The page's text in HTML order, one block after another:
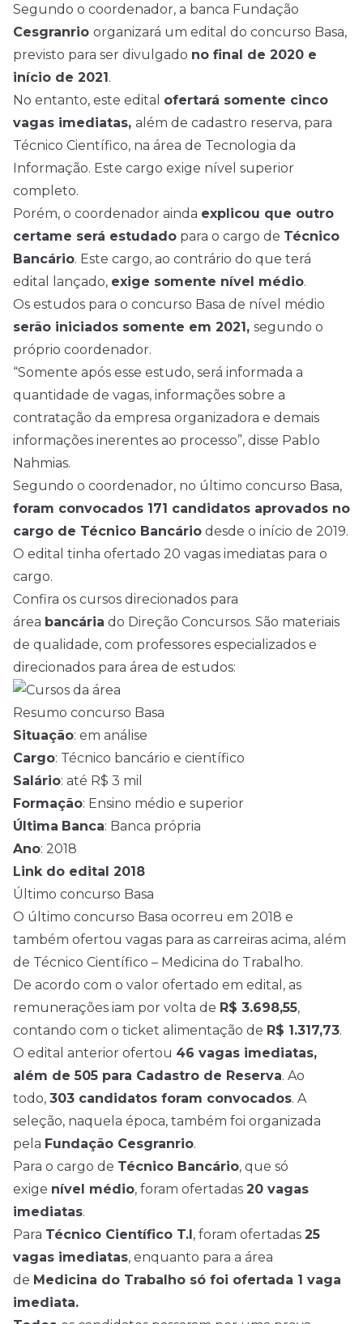
Segundo o coordenador, a banca Fundação
Cesgranrio organizará um edital do concurso Basa,
previsto para ser divulgado no final de 2020 e
início de 2021.
No entanto, este edital ofertará somente cinco
vagas imediatas, além de cadastro reserva, para
Técnico Científico, na área de Tecnologia da
Informação. Este cargo exige nível superior
completo.
Porém, o coordenador ainda explicou que outro
certame será estudado para o cargo de Técnico
Bancário. Este cargo, ao contrário do que terá
edital lançado, exige somente nível médio.
Os estudos para o concurso Basa de nível médio
serão iniciados somente em 2021, segundo o
próprio coordenador.
“Somente após esse estudo, será informada a
quantidade de vagas, informações sobre a
contratação da empresa organizadora e demais
informações inerentes ao processo”, disse Pablo
Nahmias.
Segundo o coordenador, no último concurso Basa,
foram convocados 171 candidatos aprovados no
cargo de Técnico Bancário desde o início de 2019.
O edital tinha ofertado 20 vagas imediatas para o
cargo.
Confira os cursos direcionados para
área bancária do Direção Concursos. São materiais
de qualidade, com professores especializados e
direcionados para área de estudos:
Resumo concurso Basa
Situação: em análise
Cargo: Técnico bancário e científico
Salário: até R$ 3 mil
Formação: Ensino médio e superior
Última Banca: Banca própria
Ano: 2018
Link do edital 2018
Último concurso Basa
O último concurso Basa ocorreu em 2018 e
também ofertou vagas para as carreiras acima, além
de Técnico Científico – Medicina do Trabalho.
De acordo com o valor ofertado em edital, as
remunerações iam por volta de R$ 3.698,55,
contando com o ticket alimentação de R$ 1.317,73.
O edital anterior ofertou 46 vagas imediatas,
além de 505 para Cadastro de Reserva. Ao
todo, 303 candidatos foram convocados. A
seleção, naquela época, também foi organizada
pela Fundação Cesgranrio.
Para o cargo de Técnico Bancário, que só
exige nível médio, foram ofertadas 20 vagas
imediatas.
Para Técnico Científico T.I, foram ofertadas 25
vagas imediatas, enquanto para a área
de Medicina do Trabalho só foi ofertada 1 vaga
imediata.